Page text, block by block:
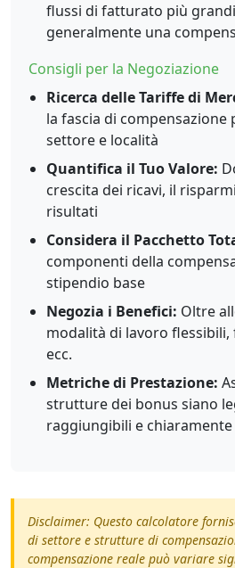
flussi di fatturato più
generalmente una
Consigli per la Negoziazione
Ricerca delle Tariffe di
la fascia di compensazione
settore e località
Quantifica il Tuo Valore:
crescita dei ricavi, il
risultati
Considera il Pacchetto
componenti della
stipendio base
Negozia i Benefici: Oltre
modalità di lavoro
ecc.
Metriche di Prestazione:
strutture dei bonus siano
raggiungibili e
Disclaimer: Questo calcolatore
di settore e strutture di
compensazione reale può variare